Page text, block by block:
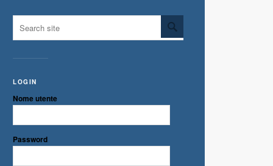
LOGIN
Nome utente
Password